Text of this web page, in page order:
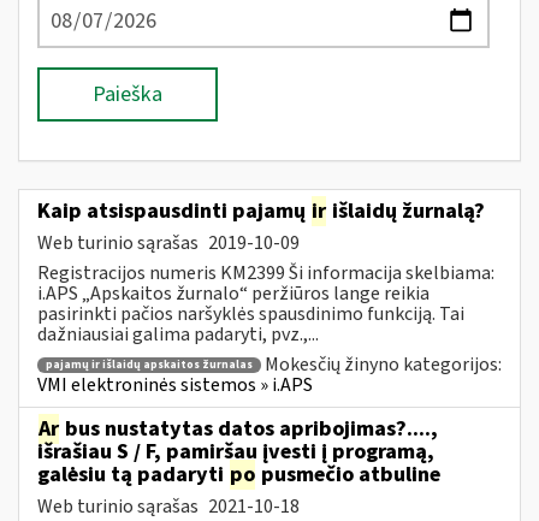
Paieška
Kaip atsispausdinti pajamų ir išlaidų žurnalą?
Web turinio sąrašas 2019-10-09
Registracijos numeris KM2399 Ši informacija skelbiama:
i.APS „Apskaitos žurnalo“ peržiūros lange reikia
pasirinkti pačios naršyklės spausdinimo funkciją. Tai
dažniausiai galima padaryti, pvz.,...
pajamų ir išlaidų apskaitos žurnalas
Mokesčių žinyno kategorijos:
VMI elektroninės sistemos » i.APS
Ar bus nustatytas datos apribojimas?....,
išrašiau S / F, pamiršau įvesti į programą,
galėsiu tą padaryti po pusmečio atbuline
Web turinio sąrašas 2021-10-18